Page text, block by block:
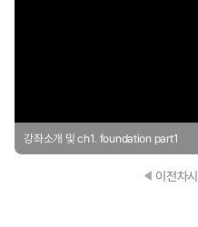
강좌소개 및 ch1. foundation part1
이전차시